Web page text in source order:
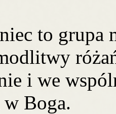
to grupa
i we
w Boga.